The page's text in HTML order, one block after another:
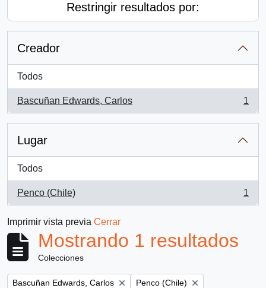
Restringir resultados por:
Creador
Todos
Bascuñan Edwards, Carlos
, 1 resultados
1
Lugar
Todos
Penco (Chile)
, 1 resultados
1
Imprimir vista previa Cerrar
Mostrando 1 resultados
Colecciones
Remove filter:
Bascuñan Edwards, Carlos Remove filter:
Penco (Chile)